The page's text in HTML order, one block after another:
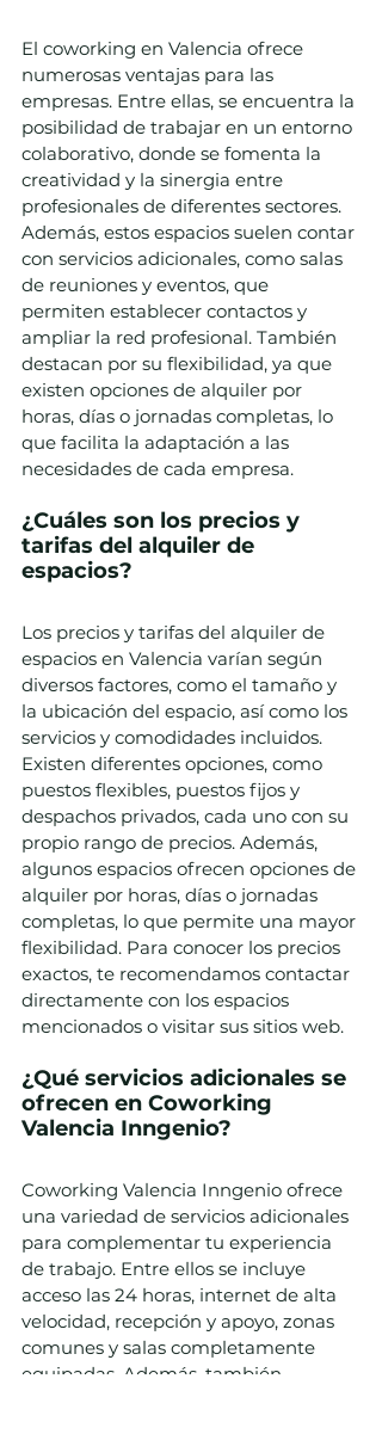
El coworking en Valencia ofrece
numerosas ventajas para las
empresas. Entre ellas, se encuentra la
posibilidad de trabajar en un entorno
colaborativo, donde se fomenta la
creatividad y la sinergia entre
profesionales de diferentes sectores.
Además, estos espacios suelen contar
con servicios adicionales, como salas
de reuniones y eventos, que
permiten establecer contactos y
ampliar la red profesional. También
destacan por su flexibilidad, ya que
existen opciones de alquiler por
horas, días o jornadas completas, lo
que facilita la adaptación a las
necesidades de cada empresa.
¿Cuáles son los precios y
tarifas del alquiler de
espacios?
Los precios y tarifas del alquiler de
espacios en Valencia varían según
diversos factores, como el tamaño y
la ubicación del espacio, así como los
servicios y comodidades incluidos.
Existen diferentes opciones, como
puestos flexibles, puestos fijos y
despachos privados, cada uno con su
propio rango de precios. Además,
algunos espacios ofrecen opciones de
alquiler por horas, días o jornadas
completas, lo que permite una mayor
flexibilidad. Para conocer los precios
exactos, te recomendamos contactar
directamente con los espacios
mencionados o visitar sus sitios web.
¿Qué servicios adicionales se
ofrecen en Coworking
Valencia Inngenio?
Coworking Valencia Inngenio ofrece
una variedad de servicios adicionales
para complementar tu experiencia
de trabajo. Entre ellos se incluye
acceso las 24 horas, internet de alta
velocidad, recepción y apoyo, zonas
comunes y salas completamente
equipadas. Además, también